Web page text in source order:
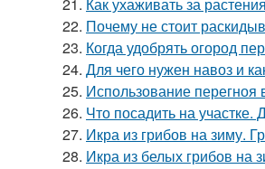
22. Почему не стоит
23. Когда удобрять огород
24. Для чего нужен навоз и
25. Использование
26. Что посадить на
27. Икра из грибов на зиму.
28. Икра из белых грибов на